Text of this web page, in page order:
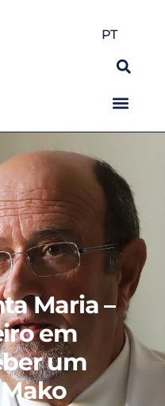
PT
Maria –
em
um